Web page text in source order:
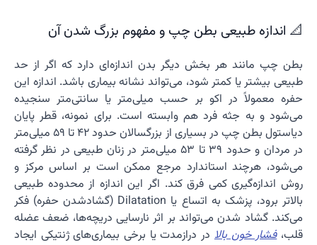
📐 اندازه طبیعی بطن چپ و مفهوم بزرگ شدن آن
بطن چپ مانند هر بخش دیگر بدن اندازه‌ای دارد که اگر از حد
طبیعی بیشتر یا کمتر شود، می‌تواند نشانه بیماری باشد. اندازه این
حفره معمولاً در اکو بر حسب میلی‌متر یا سانتی‌متر سنجیده
می‌شود و به جثه فرد هم وابسته است. برای نمونه، قطر پایان
دیاستول بطن چپ در بسیاری از بزرگسالان حدود ۴۲ تا ۵۹ میلی‌متر
در مردان و حدود ۳۹ تا ۵۳ میلی‌متر در زنان طبیعی در نظر گرفته
می‌شود، هرچند استاندارد مرجع ممکن است بر اساس مرکز و
روش اندازه‌گیری کمی فرق کند. اگر این اندازه از محدوده طبیعی
بالاتر برود، پزشک به اتساع یا Dilatation (گشادشدن حفره) فکر
می‌کند. گشاد شدن می‌تواند بر اثر نارسایی دریچه‌ها، ضعف عضله
قلب،فشار خون بالا در درازمدت یا برخی بیماری‌های ژنتیکی ایجاد